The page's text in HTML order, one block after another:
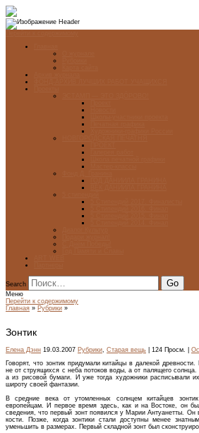
Search
Меню
Перейти к содержимому
Главная » Рубрики »
Зонтик
Елена Дэнн 19.03.2007 Рубрики, Старая вещь | 124 Просм. |
Говорят, что зонтик придумали китайцы в далекой
не от струящихся с неба потоков воды, а от палящего
а из рисовой бумаги. И уже тогда художники расписывали
широту своей фантазии.
В средние века от утомленных солнцем китайцев
европейцам. И первое время здесь, как и на Востоке, он
сведения, что первый зонт появился у Марии Антуанетты. Он
кости. Позже, когда зонтики стали доступны менее
уменьшить в размерах. Первый складной зонт был